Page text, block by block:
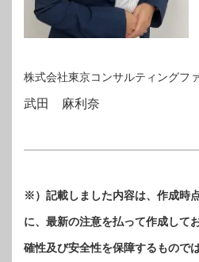
株式会社東京コンサルティングフ
武田 麻利奈
※）記載しました内容は、作成時
に、最新の注意を払って作成して
確性及び安全性を保障するもので